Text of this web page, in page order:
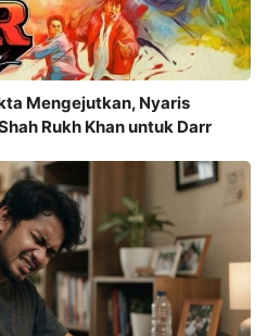
Mengejutkan, Nyaris
Rukh Khan untuk Darr